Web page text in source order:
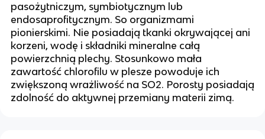
pasożytniczym, symbiotycznym lub
endosaprofitycznym. So organizmami
pionierskimi. Nie posiadają tkanki okrywającej ani
korzeni, wodę i składniki mineralne całą
powierzchnią plechy. Stosunkowo mała
zawartość chlorofilu w plesze powoduje ich
zwiększoną wrażliwość na SO2. Porosty posiadają
zdolność do aktywnej przemiany materii zimą.